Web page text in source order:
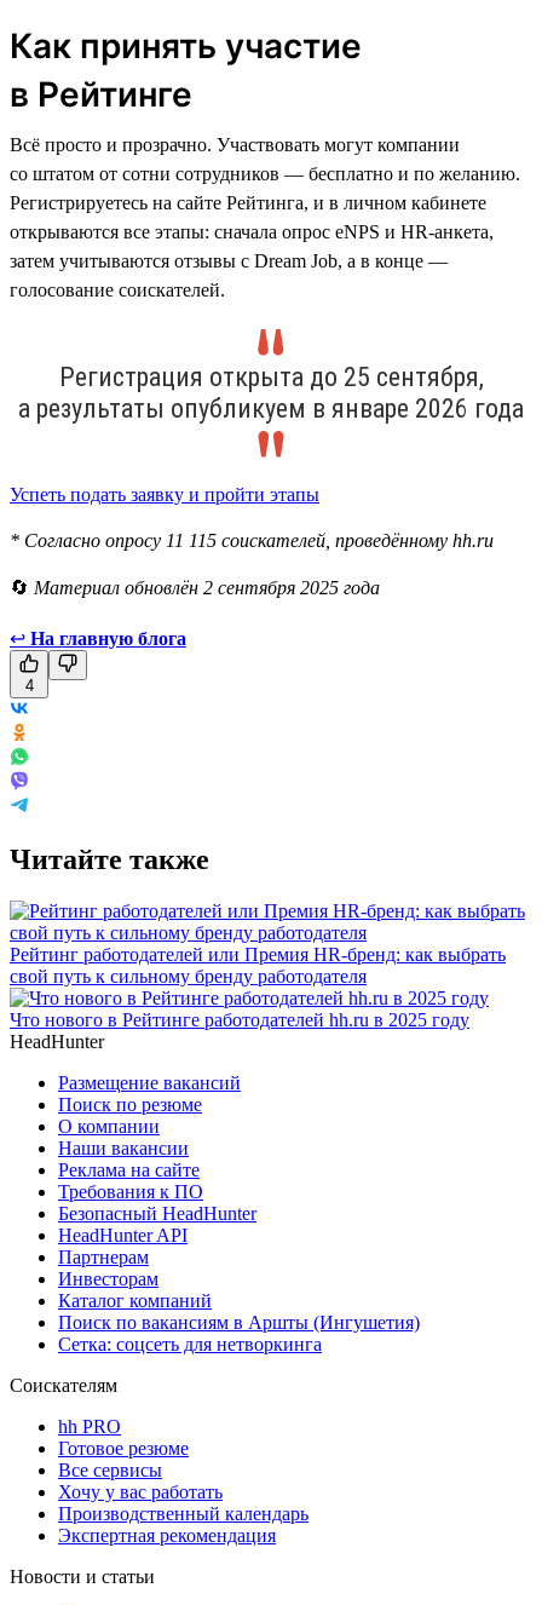
Как принять участие
в Рейтинге
Всё просто и прозрачно. Участвовать могут компании
со штатом от сотни сотрудников — бесплатно и по желанию.
Регистрируетесь на сайте Рейтинга, и в личном кабинете
открываются все этапы: сначала опрос eNPS и HR-анкета,
затем учитываются отзывы с Dream Job, а в конце —
голосование соискателей.
Регистрация открыта до 25 сентября,
а результаты опубликуем в январе 2026 года
Успеть подать заявку и пройти этапы
* Согласно опросу 11 115 соискателей, проведённому hh.ru
🔄 Материал обновлён 2 сентября 2025 года
↩ На главную блога
4
Читайте также
Рейтинг работодателей или Премия HR-бренд: как выбрать
свой путь к сильному бренду работодателя
Что нового в Рейтинге работодателей hh.ru в 2025 году
HeadHunter
Размещение вакансий
Поиск по резюме
О компании
Наши вакансии
Реклама на сайте
Требования к ПО
Безопасный HeadHunter
HeadHunter API
Партнерам
Инвесторам
Каталог компаний
Поиск по вакансиям в Аршты (Ингушетия)
Сетка: соцсеть для нетворкинга
Соискателям
hh PRO
Готовое резюме
Все сервисы
Хочу у вас работать
Производственный календарь
Экспертная рекомендация
Новости и статьи